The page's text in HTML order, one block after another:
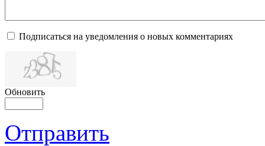
Подписаться на уведомления о новых комментариях
Обновить
Отправить